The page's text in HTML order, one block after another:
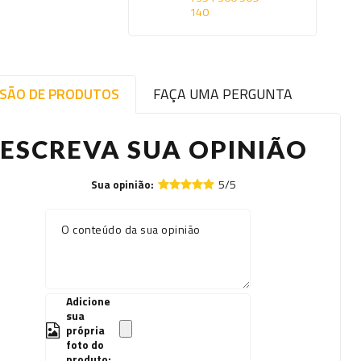
140
DE PRODUTOS FAÇA UMA PERGUNTA
ESCREVA SUA OPINIÃO
Sua opinião: 5/5
O conteúdo da sua opinião
Adicione
sua
própria
foto do